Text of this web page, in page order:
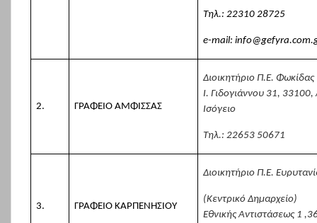
Τηλ.: 22310 28725
e-mail:
2. ΓΡΑΦΕΙΟ ΑΜΦΙΣΣΑΣ
Διοικητήριο Π.Ε. Φωκίδας
Ι. Γιδογιάννου 31,
Ισόγειο
Τηλ.: 22653 50671
3. ΓΡΑΦΕΙΟ ΚΑΡΠΕΝΗΣΙΟΥ
Διοικητήριο Π.Ε.
(Κεντρικό Δημαρχείο)
Εθνικής Αντιστάσεως 1